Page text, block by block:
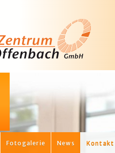
Fotogalerie News Kontakt